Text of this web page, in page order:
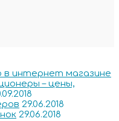
в интернет магазине
– цены,
29.06.2018
29.06.2018